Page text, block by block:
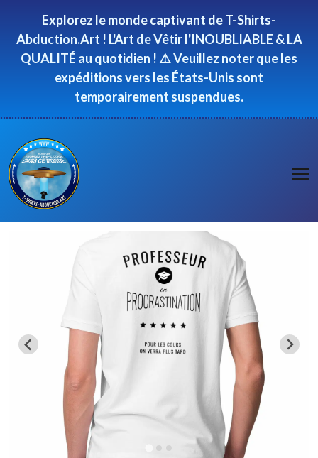
Explorez le monde captivant de T-Shirts-
Abduction.Art ! L'Art de Vêtir l'INOUBLIABLE & LA
QUALITÉ au quotidien ! ⚠️ Veuillez noter que les
expéditions vers les États-Unis sont
temporairement suspendues.